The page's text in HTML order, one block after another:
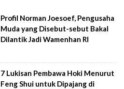
Profil Norman Joesoef, Pengusaha
Muda yang Disebut-sebut Bakal
Dilantik Jadi Wamenhan RI
7 Lukisan Pembawa Hoki Menurut
Feng Shui untuk Dipajang di